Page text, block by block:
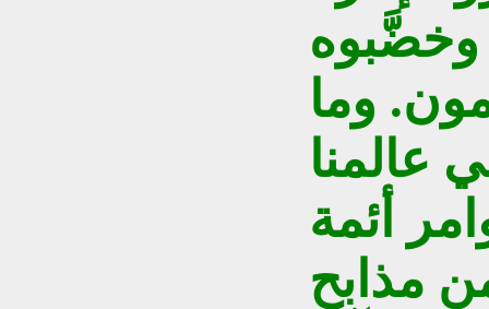
وخضَّبوه
وما
عالمنا
أئمة
مذابح